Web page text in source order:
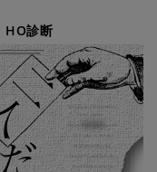
診断